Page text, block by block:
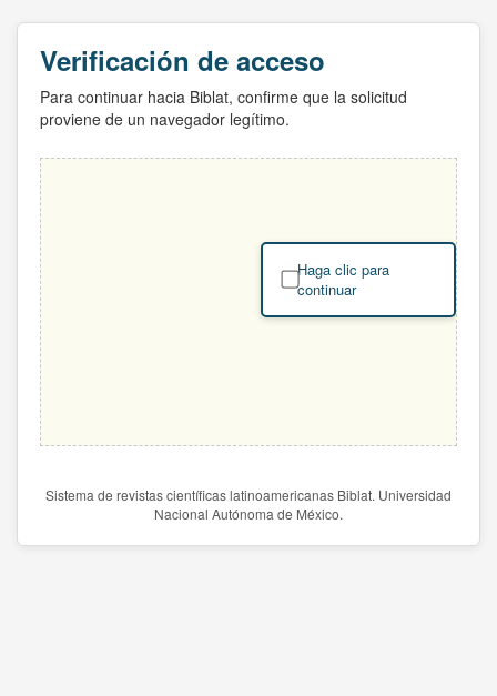
Verificación de acceso
Para continuar hacia Biblat, confirme que la solicitud
proviene de un navegador legítimo.
Haga clic para
continuar
Sistema de revistas científicas latinoamericanas Biblat. Universidad
Nacional Autónoma de México.